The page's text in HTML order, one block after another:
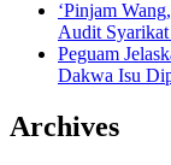
‘Pinjam
Audit Syarikat
Peguam
Dakwa Isu
Archives